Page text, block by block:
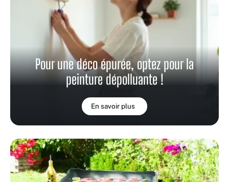
Pour une déco épurée, optez pour la
peinture dépolluante !
En savoir plus